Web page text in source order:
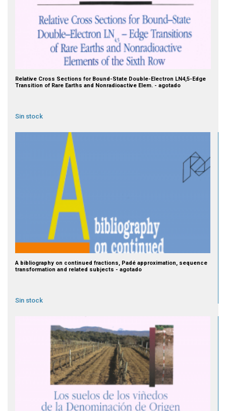
Relative Cross Sections for Bound-State Double-Electron LN4,5-Edge
Transition of Rare Earths and Nonradioactive Elem. - agotado
Sin stock
A bibliography on continued fractions, Padé approximation, sequence
transformation and related subjects - agotado
Sin stock